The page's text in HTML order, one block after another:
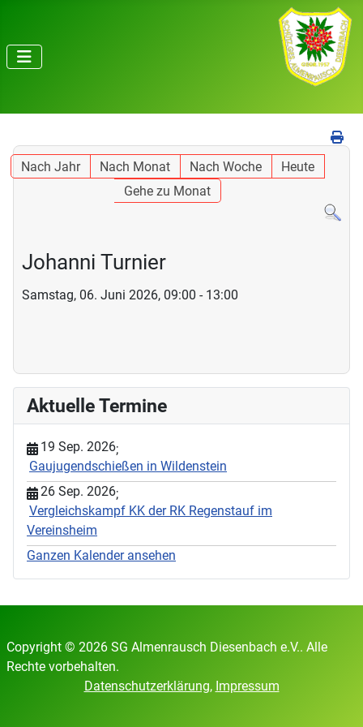
Nach Jahr Nach Monat Nach Woche
Heute
Gehe zu Monat
Johanni Turnier
Samstag, 06. Juni 2026, 09:00 - 13:00
Aktuelle Termine
19 Sep. 2026;
Gaujugendschießen in Wildenstein
26 Sep. 2026;
Vergleichskampf KK der RK Regenstauf im
Vereinsheim
Ganzen Kalender ansehen
Copyright © 2026 SG Almenrausch Diesenbach e.V.. Alle
Rechte vorbehalten.
Datenschutzerklärung, Impressum